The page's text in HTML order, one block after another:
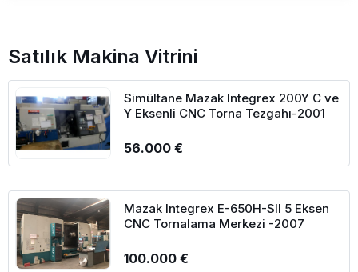
Satılık Makina Vitrini
Simültane Mazak Integrex 200Y C ve
Y Eksenli CNC Torna Tezgahı-2001
56.000 €
Mazak Integrex E-650H-SII 5 Eksen
CNC Tornalama Merkezi -2007
100.000 €